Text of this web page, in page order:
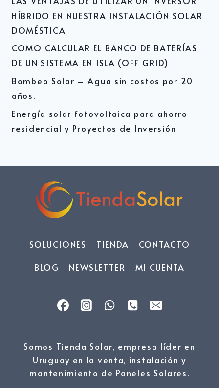
HÍBRIDO EN NUESTRA INSTALACIÓN SOLAR
DOMÉSTICA
COMO CALCULAR EL BANCO DE BATERÍAS
DE UN SISTEMA EN ISLA (OFF GRID)
Bombeo Solar – Agua sin costos por 20
años.
Energía solar fotovoltaica para ahorro
residencial y Proyectos de Inversión
SOLUCIONES TIENDA
CONTACTO
BLOG
NEWSLETTER MI CUENTA
Somos Tienda Solar, empresa líder en
Uruguay en la venta, instalación y
mantenimiento de Paneles Solares.